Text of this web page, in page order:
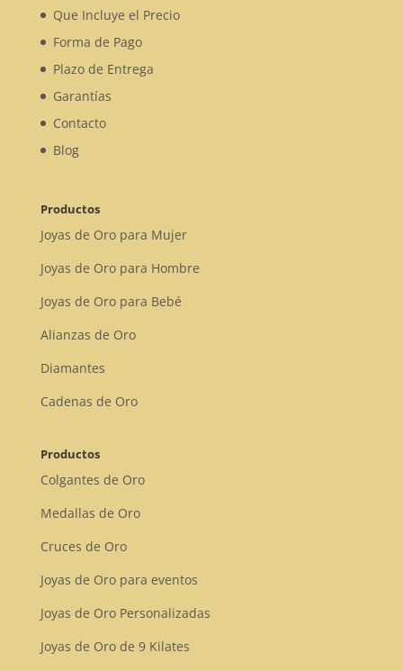
Que Incluye el Precio
Forma de Pago
Plazo de Entrega
Garantías
Contacto
Blog
Productos
Joyas de Oro para Mujer
Joyas de Oro para Hombre
Joyas de Oro para Bebé
Alianzas de Oro
Diamantes
Cadenas de Oro
Productos
Colgantes de Oro
Medallas de Oro
Cruces de Oro
Joyas de Oro para eventos
Joyas de Oro Personalizadas
Joyas de Oro de 9 Kilates